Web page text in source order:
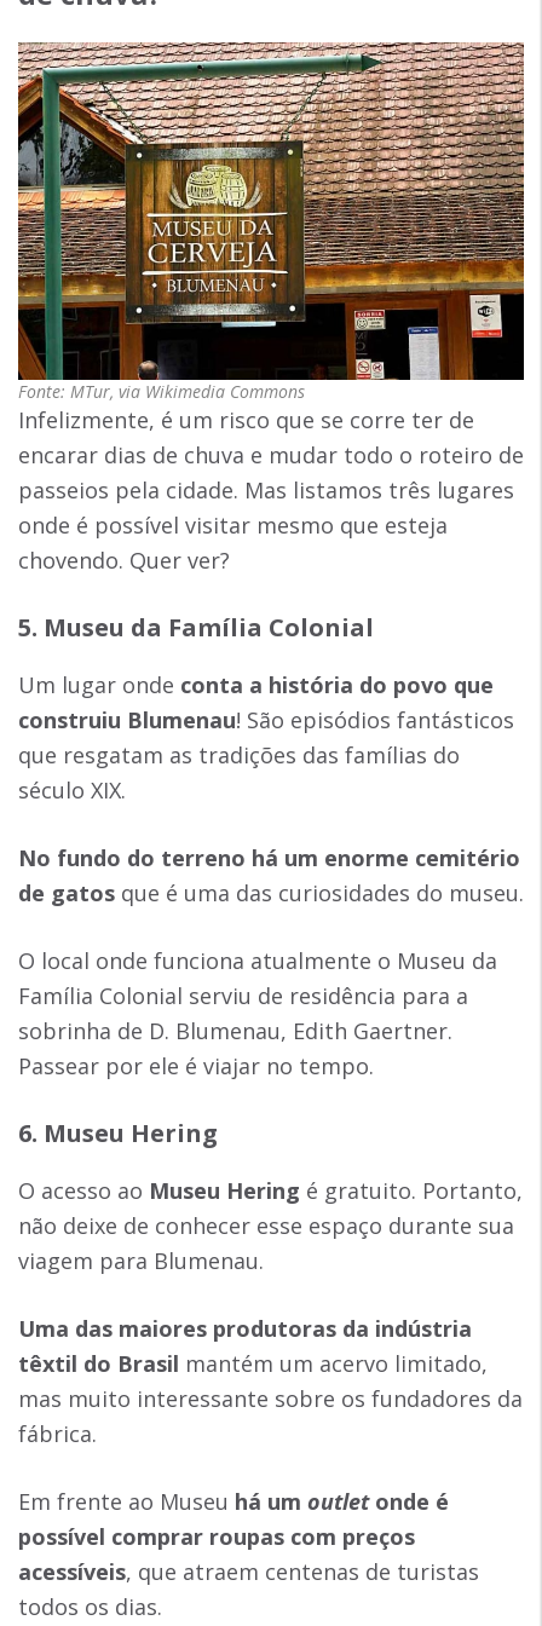
Fonte: MTur, via Wikimedia Commons
Infelizmente, é um risco que se corre ter de
encarar dias de chuva e mudar todo o roteiro de
passeios pela cidade. Mas listamos três lugares
onde é possível visitar mesmo que esteja
chovendo. Quer ver?
5. Museu da Família Colonial
Um lugar onde conta a história do povo que
construiu Blumenau! São episódios fantásticos
que resgatam as tradições das famílias do
século XIX.
No fundo do terreno há um enorme cemitério
de gatos que é uma das curiosidades do museu.
O local onde funciona atualmente o Museu da
Família Colonial serviu de residência para a
sobrinha de D. Blumenau, Edith Gaertner.
Passear por ele é viajar no tempo.
6. Museu Hering
O acesso ao Museu Hering é gratuito. Portanto,
não deixe de conhecer esse espaço durante sua
viagem para Blumenau.
Uma das maiores produtoras da indústria
têxtil do Brasil mantém um acervo limitado,
mas muito interessante sobre os fundadores da
fábrica.
Em frente ao Museu há um outletonde é
possível comprar roupas com preços
acessíveis, que atraem centenas de turistas
todos os dias.